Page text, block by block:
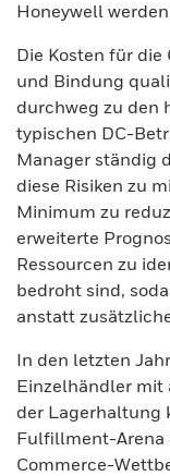
Honeywell
Die Kosten für
und Bindung
durchweg zu den
typischen DC-
Manager ständig
diese Risiken zu
Minimum zu
erweiterte
Ressourcen zu
bedroht sind,
anstatt
In den letzten
Einzelhändler mit
der Lagerhaltung
Fulfillment-Arena
Commerce-